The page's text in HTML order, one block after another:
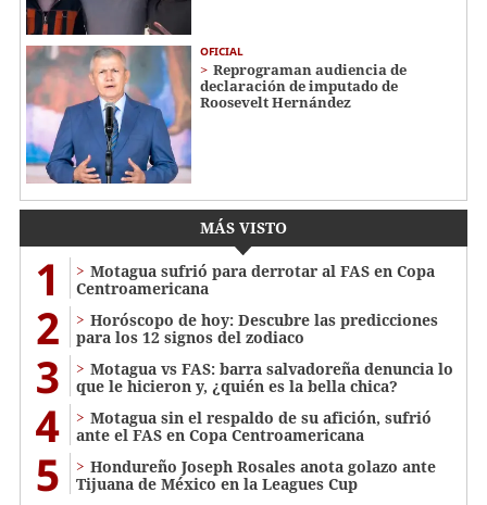
OFICIAL
Reprograman audiencia de
declaración de imputado de
Roosevelt Hernández
MÁS VISTO
1
Motagua sufrió para derrotar al FAS en Copa
Centroamericana
2
Horóscopo de hoy: Descubre las predicciones
para los 12 signos del zodiaco
3
Motagua vs FAS: barra salvadoreña denuncia lo
que le hicieron y, ¿quién es la bella chica?
4
Motagua sin el respaldo de su afición, sufrió
ante el FAS en Copa Centroamericana
5
Hondureño Joseph Rosales anota golazo ante
Tijuana de México en la Leagues Cup